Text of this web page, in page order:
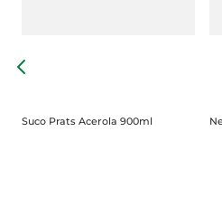
Suco Prats Acerola 900ml